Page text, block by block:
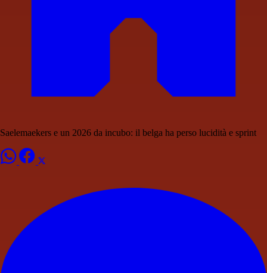
Saelemaekers e un 2026 da incubo: il belga ha perso lucidità e sprint